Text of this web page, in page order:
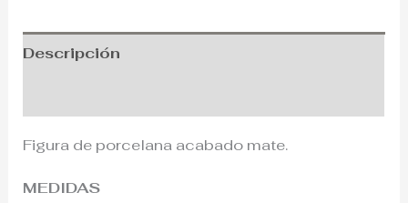
Descripción
Figura de porcelana acabado mate.
MEDIDAS